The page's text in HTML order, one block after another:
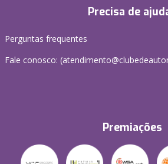
Precisa de
Perguntas frequentes
Fale conosco:
Premiações